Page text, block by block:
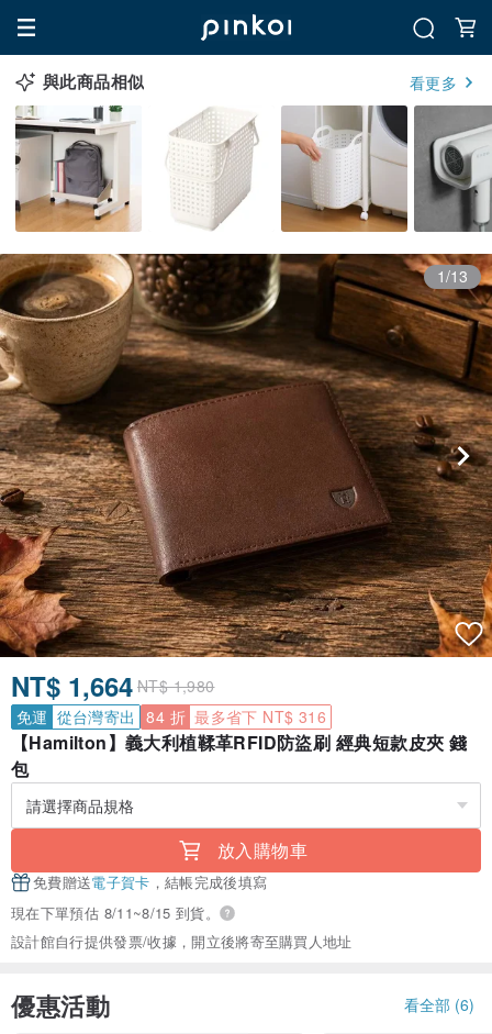
與此商品相似 看更多
1/13
NT$ 1,664 NT$ 1,980
免運 從台灣寄出 84 折 最多省下 NT$ 316
【Hamilton】義大利植鞣革RFID防盜刷 經典短款皮夾 錢
包
放入購物車
免費贈送電子賀卡 ，結帳完成後填寫
現在下單預估 8/11~8/15 到貨。
設計館自行提供發票/收據，開立後將寄至購買人地址
優惠活動 看全部 (6)